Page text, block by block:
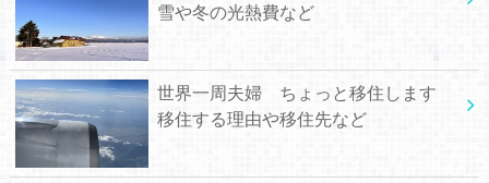
雪や冬の光熱費など
世界一周夫婦 ちょっと移住します
移住する理由や移住先など